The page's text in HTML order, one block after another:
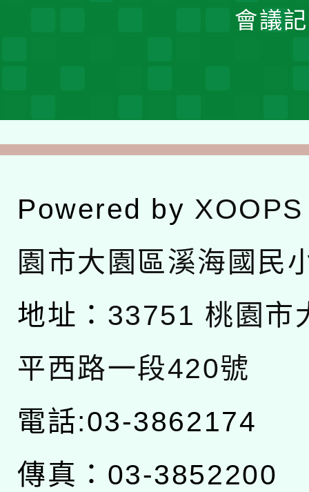
會議
Powered by XOOPS
園市大園區溪海國民
地址： 33751 桃園市
平西路一段420號
電話:03-3862174
傳真：03-3852200